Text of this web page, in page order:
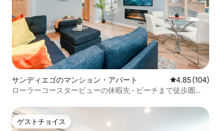
サンディエゴのマンション・アパート レビュー104
4.85 (104)
ローラーコースタービューの休暇先 - ビーチまで徒歩圏
ゲストチョイス
ゲストチョイス